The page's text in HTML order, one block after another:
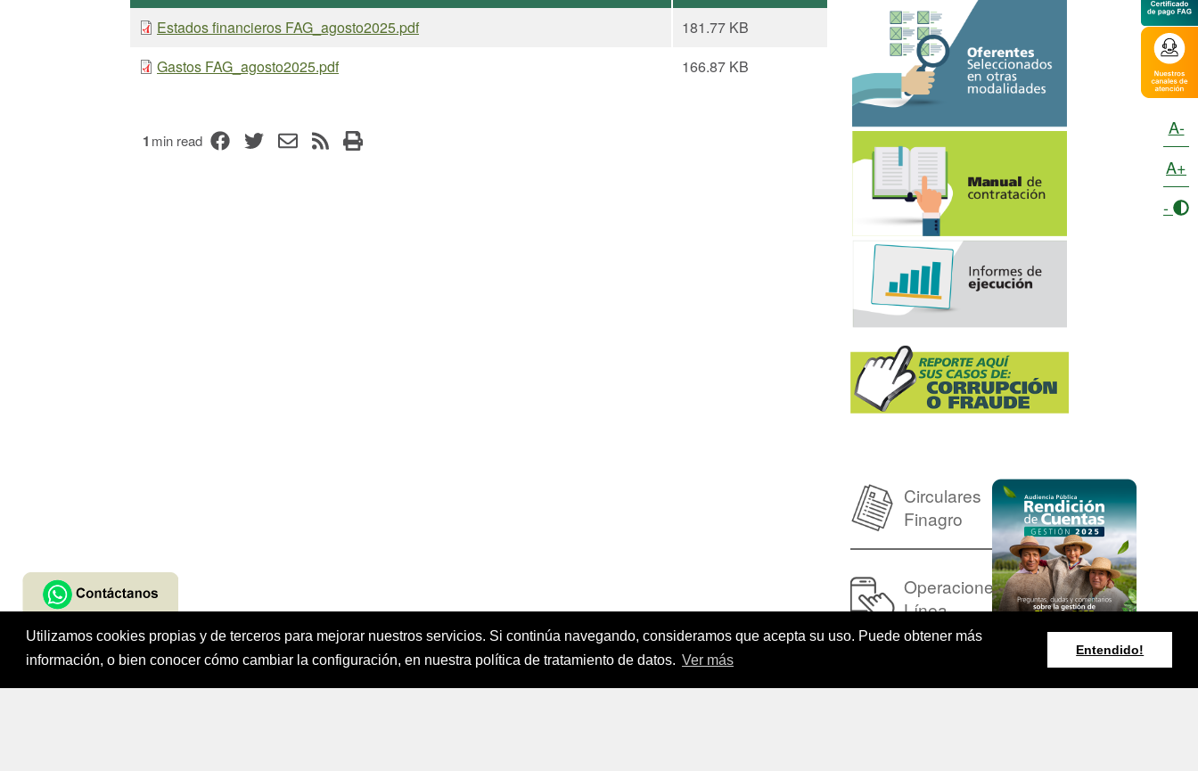
Utilizamos cookies propias y de terceros para mejorar nuestros servicios. Si continúa navegando, consideramos que acepta su uso. Puede obtener más
información, o bien conocer cómo cambiar la configuración, en nuestra política de tratamiento de datos. Ver más
Entendido!
Estados financieros FAG_agosto2025.pdf
181.77 KB
Gastos FAG_agosto2025.pdf
166.87 KB
1 min read
Circulares
Finagro
Operaciones en
Línea
Fondo para el Financiamiento del Sector AgropecuarioFINAGRO.
A-
A+
-